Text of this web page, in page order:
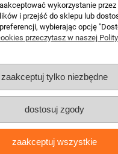
Informacje o firmie
Escape 4x4
ul. Krakowska 197
34-124 Klecza Dolna
tel. 509 700 949
tel. 883 701 161
biuro@escape4x4.pl
Sklep stacjonarny czynny:
Pon-pt: 8.00-16.00
wykorzystanie przez
i przejść do sklepu lub
wybierając opcję
przeczytasz w naszej
zaakceptuj tylko niezbędne
dostosuj zgody
zaakceptuj wszystkie